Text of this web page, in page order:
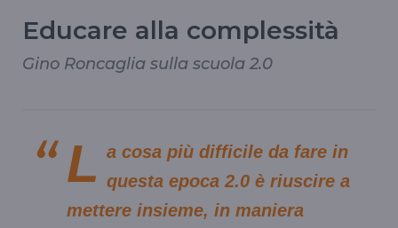
Educare alla complessità
Gino Roncaglia sulla scuola 2.0
L a cosa più difficile da fare in
questa epoca 2.0 è riuscire a
mettere insieme, in maniera